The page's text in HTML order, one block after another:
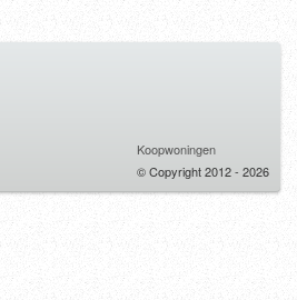
Koopwoningen
© Copyright 2012 - 2026